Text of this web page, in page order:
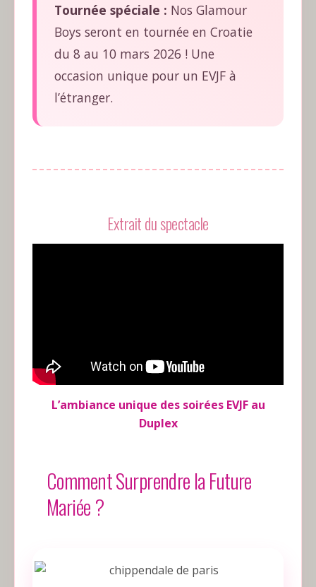
Tournée spéciale : Nos Glamour
Boys seront en tournée en Croatie
du 8 au 10 mars 2026 ! Une
occasion unique pour un EVJF à
l’étranger.
Extrait du spectacle
L’ambiance unique des soirées EVJF au
Duplex
Comment Surprendre la Future
Mariée ?